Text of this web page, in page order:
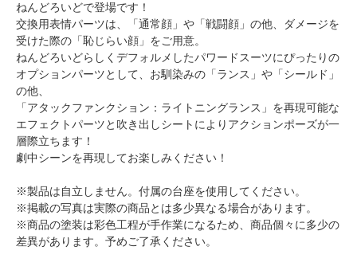
ねんどろいどで登場です！
交換用表情パーツは、「通常顔」や「戦闘顔」の他、ダメージを
受けた際の「恥じらい顔」をご用意。
ねんどろいどらしくデフォルメしたパワードスーツにぴったりの
オプションパーツとして、お馴染みの「ランス」や「シールド」
の他、
「アタックファンクション：ライトニングランス」を再現可能な
エフェクトパーツと吹き出しシートによりアクションポーズが一
層際立ちます！
劇中シーンを再現してお楽しみください！
※製品は自立しません。付属の台座を使用してください。
※掲載の写真は実際の商品とは多少異なる場合があります。
※商品の塗装は彩色工程が手作業になるため、商品個々に多少の
差異があります。予めご了承ください。